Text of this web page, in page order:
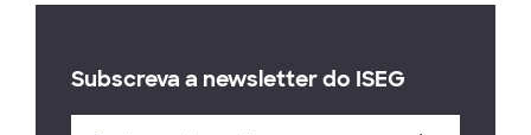
Subscreva a newsletter do ISEG